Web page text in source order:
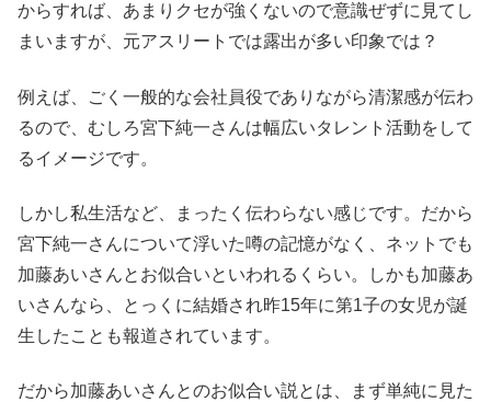
からすれば、あまりクセが強くないので意識ぜずに見てし
まいますが、元アスリートでは露出が多い印象では？
例えば、ごく一般的な会社員役でありながら清潔感が伝わ
るので、むしろ宮下純一さんは幅広いタレント活動をして
るイメージです。
しかし私生活など、まったく伝わらない感じです。だから
宮下純一さんについて浮いた噂の記憶がなく、ネットでも
加藤あいさんとお似合いといわれるくらい。しかも加藤あ
いさんなら、とっくに結婚され昨15年に第1子の女児が誕
生したことも報道されています。
だから加藤あいさんとのお似合い説とは、まず単純に見た